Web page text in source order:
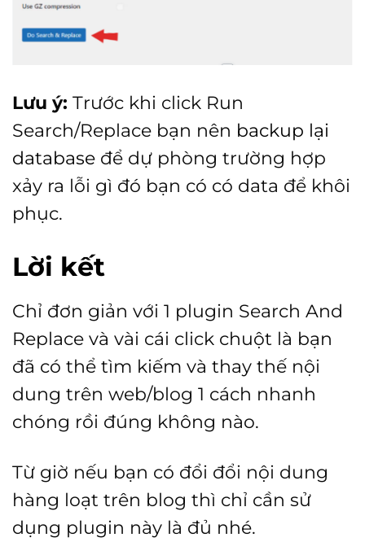
Lưu ý: Trước khi click Run
Search/Replace bạn nên backup lại
database để dự phòng trường hợp
xảy ra lỗi gì đó bạn có có data để khôi
phục.
Lời kết
Chỉ đơn giản với 1 plugin Search And
Replace và vài cái click chuột là bạn
đã có thể tìm kiếm và thay thế nội
dung trên web/blog 1 cách nhanh
chóng rồi đúng không nào.
Từ giờ nếu bạn có đổi đổi nội dung
hàng loạt trên blog thì chỉ cần sử
dụng plugin này là đủ nhé.